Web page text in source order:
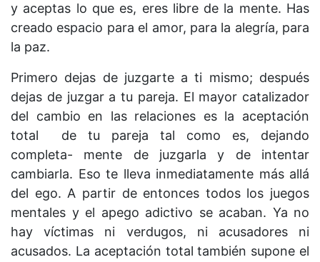
y aceptas lo que es, eres libre de la mente. Has
creado espacio para el amor, para la alegría, para
la paz.
Primero dejas de juzgarte a ti mismo; después
dejas de juzgar a tu pareja. El mayor catalizador
del cambio en las relaciones es la aceptación
total de tu pareja tal como es, dejando
completa- mente de juzgarla y de intentar
cambiarla. Eso te lleva inmediatamente más allá
del ego. A partir de entonces todos los juegos
mentales y el apego adictivo se acaban. Ya no
hay víctimas ni verdugos, ni acusadores ni
acusados. La aceptación total también supone el